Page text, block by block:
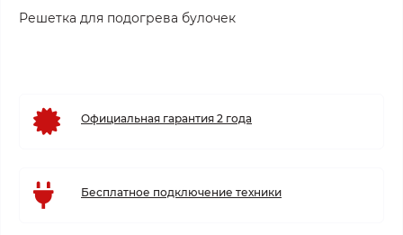
Решетка для подогрева булочек
Официальная гарантия 2 года
Бесплатное подключение техники